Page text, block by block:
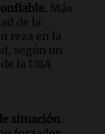
Más
de la
reza en la
según un
la UBA
situación.